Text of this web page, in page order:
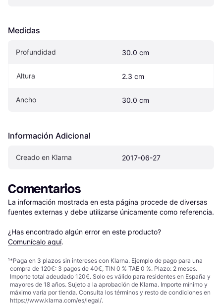
Medidas
Profundidad 30.0 cm
Altura 2.3 cm
Ancho 30.0 cm
Información Adicional
Creado en Klarna 2017-06-27
Comentarios
La información mostrada en esta página procede de diversas
fuentes externas y debe utilizarse únicamente como referencia.
¿Has encontrado algún error en este producto?
Comunícalo aquí.
¹*Paga en 3 plazos sin intereses con Klarna. Ejemplo de pago para una
compra de 120€: 3 pagos de 40€, TIN 0 % TAE 0 %. Plazo: 2 meses.
Importe total adeudado 120€. Solo es válido para residentes en España y
mayores de 18 años. Sujeto a la aprobación de Klarna. Importe mínimo y
máximo varía por tienda. Consulta los términos y resto de condiciones en
https://www.klarna.com/es/legal/.